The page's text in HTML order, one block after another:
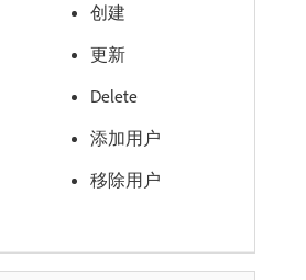
创建
更新
Delete
添加用户
移除用户